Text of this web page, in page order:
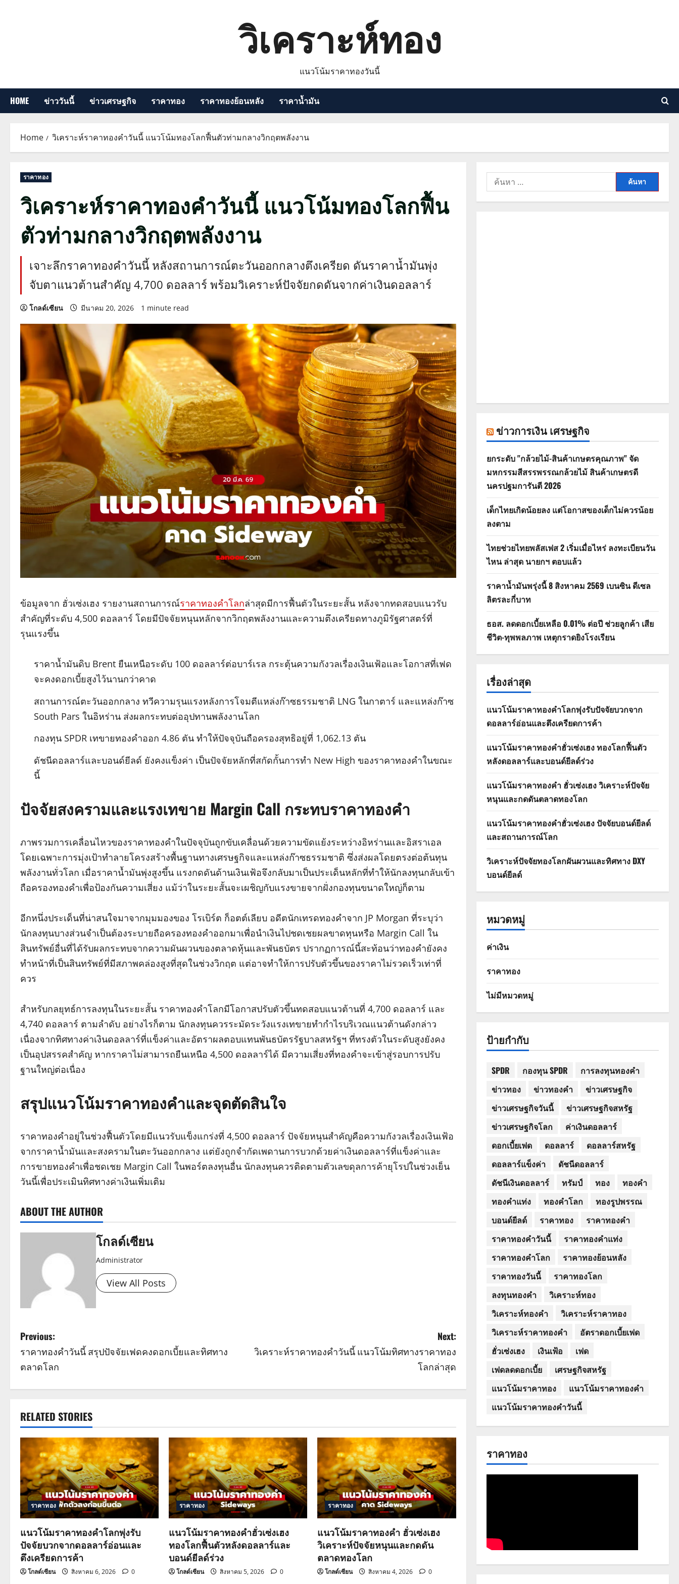
วิเคราะห์ทอง
แนวโน้มราคาทองวันนี้
HOME ข่าววันนี้ ข่าวเศรษฐกิจ ราคาทอง ราคาทองย้อนหลัง ราคาน้ำมัน
Home วิเคราะห์ราคาทองคำวันนี้ แนวโน้มทองโลกฟื้นตัวท่ามกลางวิกฤตพลังงาน
ราคาทอง
วิเคราะห์ราคาทองคำวันนี้ แนวโน้มทองโลกฟื้น
ตัวท่ามกลางวิกฤตพลังงาน
เจาะลึกราคาทองคำวันนี้ หลังสถานการณ์ตะวันออกกลางตึงเครียด ดันราคาน้ำมันพุ่ง
จับตาแนวต้านสำคัญ 4,700 ดอลลาร์ พร้อมวิเคราะห์ปัจจัยกดดันจากค่าเงินดอลลาร์
โกลด์เซียน มีนาคม 20, 2026 1 minute read
ข้อมูลจาก ฮั่วเซ่งเฮง รายงานสถานการณ์ราคาทองคำโลกล่าสุดมีการฟื้นตัวในระยะสั้น หลังจากทดสอบแนวรับ
สำคัญที่ระดับ 4,500 ดอลลาร์ โดยมีปัจจัยหนุนหลักจากวิกฤตพลังงานและความตึงเครียดทางภูมิรัฐศาสตร์ที่
รุนแรงขึ้น
ราคาน้ำมันดิบ Brent ยืนเหนือระดับ 100 ดอลลาร์ต่อบาร์เรล กระตุ้นความกังวลเรื่องเงินเฟ้อและโอกาสที่เฟด
จะคงดอกเบี้ยสูงไว้นานกว่าคาด
สถานการณ์ตะวันออกกลาง ทวีความรุนแรงหลังการโจมตีแหล่งก๊าซธรรมชาติ LNG ในกาตาร์ และแหล่งก๊าซ
South Pars ในอิหร่าน ส่งผลกระทบต่ออุปทานพลังงานโลก
กองทุน SPDR เทขายทองคำออก 4.86 ตัน ทำให้ปัจจุบันถือครองสุทธิอยู่ที่ 1,062.13 ตัน
ดัชนีดอลลาร์และบอนด์ยีลด์ ยังคงแข็งค่า เป็นปัจจัยหลักที่สกัดกั้นการทำ New High ของราคาทองคำในขณะ
นี้
ปัจจัยสงครามและแรงเทขาย Margin Call กระทบราคาทองคำ
ภาพรวมการเคลื่อนไหวของราคาทองคำในปัจจุบันถูกขับเคลื่อนด้วยความขัดแย้งระหว่างอิหร่านและอิสราเอล
โดยเฉพาะการมุ่งเป้าทำลายโครงสร้างพื้นฐานทางเศรษฐกิจและแหล่งก๊าซธรรมชาติ ซึ่งส่งผลโดยตรงต่อต้นทุน
พลังงานทั่วโลก เมื่อราคาน้ำมันพุ่งสูงขึ้น แรงกดดันด้านเงินเฟ้อจึงกลับมาเป็นประเด็นหลักที่ทำให้นักลงทุนกลับเข้า
ถือครองทองคำเพื่อป้องกันความเสี่ยง แม้ว่าในระยะสั้นจะเผชิญกับแรงขายจากฝั่งกองทุนขนาดใหญ่ก็ตาม
อีกหนึ่งประเด็นที่น่าสนใจมาจากมุมมองของ โรเบิร์ต ก็อตต์เลียบ อดีตนักเทรดทองคำจาก JP Morgan ที่ระบุว่า
นักลงทุนบางส่วนจำเป็นต้องระบายถือครองทองคำออกมาเพื่อนำเงินไปชดเชยผลขาดทุนหรือ Margin Call ใน
สินทรัพย์อื่นที่ได้รับผลกระทบจากความผันผวนของตลาดหุ้นและพันธบัตร ปรากฏการณ์นี้สะท้อนว่าทองคำยังคง
ทำหน้าที่เป็นสินทรัพย์ที่มีสภาพคล่องสูงที่สุดในช่วงวิกฤต แต่อาจทำให้การปรับตัวขึ้นของราคาไม่รวดเร็วเท่าที่
ควร
สำหรับกลยุทธ์การลงทุนในระยะสั้น ราคาทองคำโลกมีโอกาสปรับตัวขึ้นทดสอบแนวต้านที่ 4,700 ดอลลาร์ และ
4,740 ดอลลาร์ ตามลำดับ อย่างไรก็ตาม นักลงทุนควรระมัดระวังแรงเทขายทำกำไรบริเวณแนวต้านดังกล่าว
เนื่องจากทิศทางค่าเงินดอลลาร์ที่แข็งค่าและอัตราผลตอบแทนพันธบัตรรัฐบาลสหรัฐฯ ที่ทรงตัวในระดับสูงยังคง
เป็นอุปสรรคสำคัญ หากราคาไม่สามารถยืนเหนือ 4,500 ดอลลาร์ได้ มีความเสี่ยงที่ทองคำจะเข้าสู่รอบการปรับ
ฐานใหญ่ต่อเนื่อง
สรุปแนวโน้มราคาทองคำและจุดตัดสินใจ
ราคาทองคำอยู่ในช่วงฟื้นตัวโดยมีแนวรับแข็งแกร่งที่ 4,500 ดอลลาร์ ปัจจัยหนุนสำคัญคือความกังวลเรื่องเงินเฟ้อ
จากราคาน้ำมันและสงครามในตะวันออกกลาง แต่ยังถูกจำกัดเพดานการบวกด้วยค่าเงินดอลลาร์ที่แข็งค่าและ
การขายทองคำเพื่อชดเชย Margin Call ในพอร์ตลงทุนอื่น นักลงทุนควรติดตามตัวเลขดุลการค้ายุโรปในช่วงเย็น
วันนี้เพื่อประเมินทิศทางค่าเงินเพิ่มเติม
ABOUT THE AUTHOR
โกลด์เซียน
Administrator
View All Posts
P
o
n
a
v
i
g
a
t
i
Previous:
ราคาทองคำวันนี้ สรุปปัจจัยเฟดคงดอกเบี้ยและทิศทาง
ตลาดโลก
Next:
วิเคราะห์ราคาทองคำวันนี้ แนวโน้มทิศทางราคาทอง
โลกล่าสุด
RELATED STORIES
ราคาทอง
แนวโน้มราคาทองคำโลกพุ่งรับ
ปัจจัยบวกจากดอลลาร์อ่อนและ
ตึงเครียดการค้า
โกลด์เซียน สิงหาคม 6, 2026 0
ราคาทอง
แนวโน้มราคาทองคำฮั่วเซ่งเฮง
ทองโลกฟื้นตัวหลังดอลลาร์และ
บอนด์ยีลด์ร่วง
โกลด์เซียน สิงหาคม 5, 2026 0
ราคาทอง
แนวโน้มราคาทองคำ ฮั่วเซ่งเฮง
วิเคราะห์ปัจจัยหนุนและกดดัน
ตลาดทองโลก
โกลด์เซียน สิงหาคม 4, 2026 0
ค้นหา
สำหรับ:
ข่าวการเงิน เศรษฐกิจ
ยกระดับ "กล้วยไม้-สินค้าเกษตรคุณภาพ" จัด
มหกรรมสีสรรพรรณกล้วยไม้ สินค้าเกษตรดี
นครปฐมการันตี 2026
เด็กไทยเกิดน้อยลง แต่โอกาสของเด็กไม่ควรน้อย
ลงตาม
ไทยช่วยไทยพลัสเฟส 2 เริ่มเมื่อไหร่ ลงทะเบียนวัน
ไหน ล่าสุด นายกฯ ตอบแล้ว
ราคาน้ำมันพรุ่งนี้ 8 สิงหาคม 2569 เบนซิน ดีเซล
ลิตรละกี่บาท
ธอส. ลดดอกเบี้ยเหลือ 0.01% ต่อปี ช่วยลูกค้า เสีย
ชีวิต-ทุพพลภาพ เหตุกราดยิงโรงเรียน
เรื่องล่าสุด
แนวโน้มราคาทองคำโลกพุ่งรับปัจจัยบวกจาก
ดอลลาร์อ่อนและตึงเครียดการค้า
แนวโน้มราคาทองคำฮั่วเซ่งเฮง ทองโลกฟื้นตัว
หลังดอลลาร์และบอนด์ยีลด์ร่วง
แนวโน้มราคาทองคำ ฮั่วเซ่งเฮง วิเคราะห์ปัจจัย
หนุนและกดดันตลาดทองโลก
แนวโน้มราคาทองคำฮั่วเซ่งเฮง ปัจจัยบอนด์ยีลด์
และสถานการณ์โลก
วิเคราะห์ปัจจัยทองโลกผันผวนและทิศทาง DXY
บอนด์ยีลด์
หมวดหมู่
ค่าเงิน
ราคาทอง
ไม่มีหมวดหมู่
ป้ายกำกับ
SPDR กองทุน SPDR
การลงทุนทองคำ
ข่าวทอง
ข่าวทองคำ
ข่าวเศรษฐกิจ
ข่าวเศรษฐกิจวันนี้
ข่าวเศรษฐกิจสหรัฐ
ข่าวเศรษฐกิจโลก
ค่าเงินดอลลาร์
ดอกเบี้ยเฟด
ดอลลาร์
ดอลลาร์สหรัฐ
ดอลลาร์แข็งค่า
ดัชนีดอลลาร์
ดัชนีเงินดอลลาร์
ทรัมป์ ทอง
ทองคำ
ทองคำแท่ง
ทองคำโลก
ทองรูปพรรณ
บอนด์ยีลด์
ราคาทอง
ราคาทองคำ
ราคาทองคำวันนี้
ราคาทองคำแท่ง
ราคาทองคำโลก
ราคาทองย้อนหลัง
ราคาทองวันนี้
ราคาทองโลก
ลงทุนทองคำ
วิเคราะห์ทอง
วิเคราะห์ทองคำ
วิเคราะห์ราคาทอง
วิเคราะห์ราคาทองคำ
อัตราดอกเบี้ยเฟด
ฮั่วเซ่งเฮง
เงินเฟ้อ
เฟด
เฟดลดดอกเบี้ย
เศรษฐกิจสหรัฐ
แนวโน้มราคาทอง
แนวโน้มราคาทองคำ
แนวโน้มราคาทองคำวันนี้
ราคาทอง